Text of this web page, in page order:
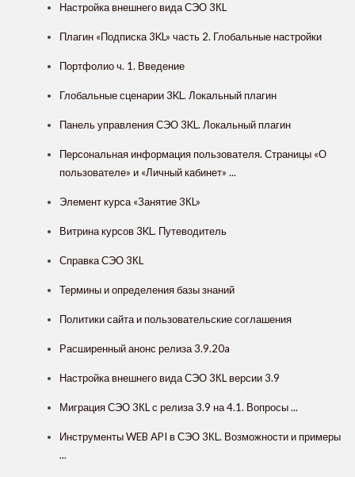
Настройка внешнего вида СЭО 3КL
Плагин «Подписка 3KL» часть 2. Глобальные настройки
Портфолио ч. 1. Введение
Глобальные сценарии 3KL. Локальный плагин
Панель управления СЭО 3KL. Локальный плагин
Персональная информация пользователя. Страницы «О
пользователе» и «Личный кабинет» ...
Элемент курса «Занятие 3КL»
Витрина курсов 3KL. Путеводитель
Справка СЭО 3КL
Термины и определения базы знаний
Политики сайта и пользовательские соглашения
Расширенный анонс релиза 3.9.20a
Настройка внешнего вида СЭО 3КL версии 3.9
Миграция СЭО 3КL с релиза 3.9 на 4.1. Вопросы ...
Инструменты WEB API в СЭО 3КL. Возможности и примеры
...